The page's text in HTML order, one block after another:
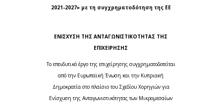
2021-2027» με τη συγχρηματοδότηση της ΕΕ
ΕΝΙΣΧΥΣΗ ΤΗΣ ΑΝΤΑΓΩΝΙΣΤΙΚΟΤΗΤΑΣ ΤΗΣ
ΕΠΙΧΕΙΡΗΣΗΣ
Το επενδυτικό έργο της επιχείρησης συγχρηματοδοτείται
από την Ευρωπαϊκή Ένωση και την Κυπριακή
Δημοκρατία στο πλαίσιο του Σχεδίου Χορηγιών για
Ενίσχυση της Ανταγωνιστικότητας των Μικρομεσαίων